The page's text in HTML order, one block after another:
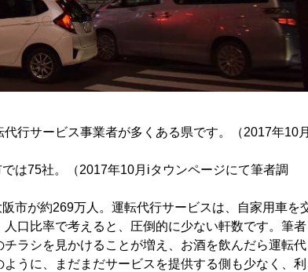
行サービス事業者が多くある県です。（2017年10
は75社。（2017年10月iタウンページにて筆者調
市が約269万人。運転代行サービスは、自家用車を
口比率で考えると、圧倒的に少ない軒数です。筆者
ラシを見かけることが増え、お酒を飲んだら運転代
うに、まだまだサービスを提供する側も少なく、利